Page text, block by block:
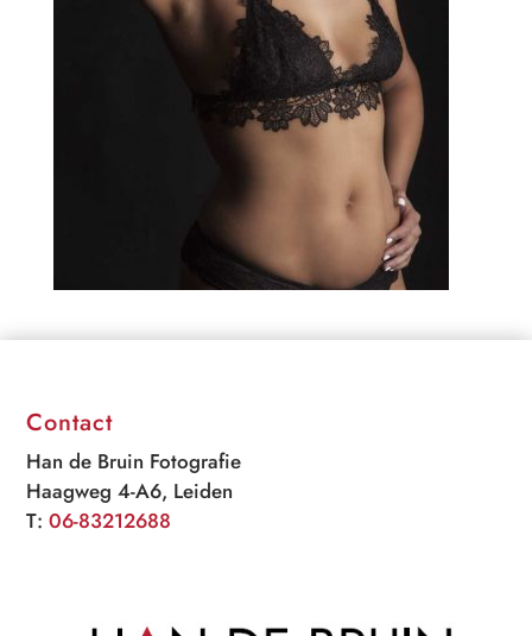
Contact
Han de Bruin Fotografie
Haagweg 4-A6, Leiden
T:06-83212688